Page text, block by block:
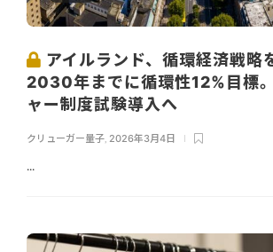
アイルランド、循環経済戦略
2030年までに循環性12%目標
ャー制度試験導入へ
クリューガー量子, 2026年3月4日
...